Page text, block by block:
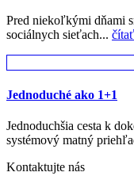
Pred niekoľkými dňami
sociálnych sieťach...
Jednoduché ako 1+1
Jednoduchšia cesta k
systémový matný
Kontaktujte nás